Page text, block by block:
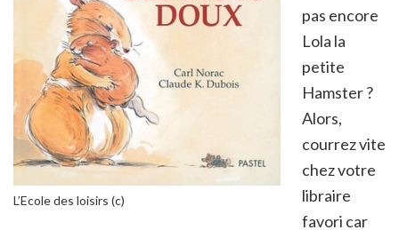
L’Ecole des loisirs (c)
pas encore
Lola la
petite
Hamster ?
Alors,
courrez vite
chez votre
libraire
favori car